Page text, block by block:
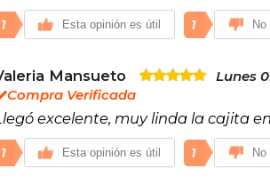
1 Esta opinión es útil 1 No
Mansueto
Lunes
Compra Verificada
excelente, muy linda la cajita
1 Esta opinión es útil 1 No